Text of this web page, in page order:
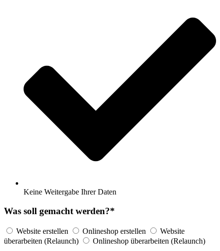
Keine Weitergabe Ihrer Daten
Was soll gemacht werden?*
Website erstellen Onlineshop erstellen
Website
überarbeiten (Relaunch)
Onlineshop überarbeiten (Relaunch)